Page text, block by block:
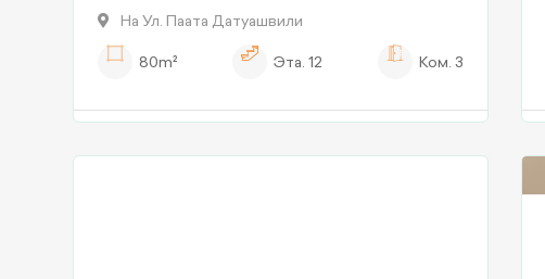
На Ул. Паата Датуашвили
80m²
Эта. 12 Ком. 3